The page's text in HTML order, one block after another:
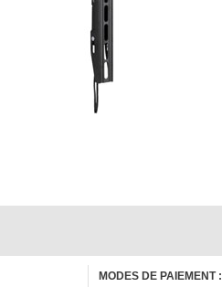
MODES DE PAIEMENT :